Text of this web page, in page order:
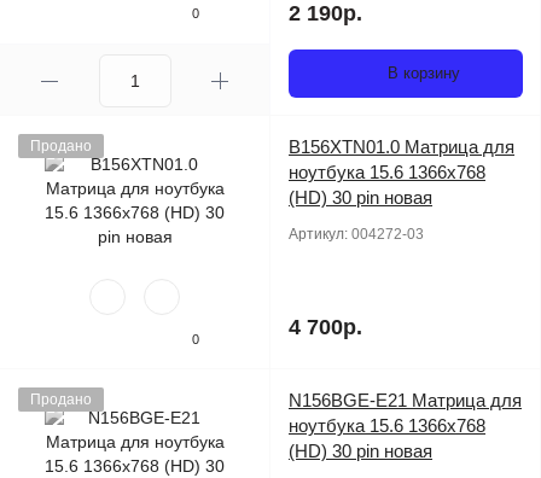
0 2 190р.
В корзину
Продано
0
B156XTN01.0 Матрица для
ноутбука 15.6 1366x768
(HD) 30 pin новая
Артикул: 004272-03
4 700р.
Продано
N156BGE-E21 Матрица для
ноутбука 15.6 1366x768
(HD) 30 pin новая